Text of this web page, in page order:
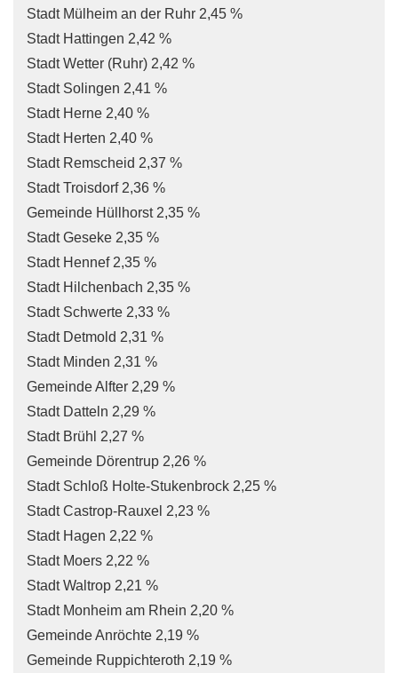
Stadt Mülheim an der Ruhr 2,45 %
Stadt Hattingen 2,42 %
Stadt Wetter (Ruhr) 2,42 %
Stadt Solingen 2,41 %
Stadt Herne 2,40 %
Stadt Herten 2,40 %
Stadt Remscheid 2,37 %
Stadt Troisdorf 2,36 %
Gemeinde Hüllhorst 2,35 %
Stadt Geseke 2,35 %
Stadt Hennef 2,35 %
Stadt Hilchenbach 2,35 %
Stadt Schwerte 2,33 %
Stadt Detmold 2,31 %
Stadt Minden 2,31 %
Gemeinde Alfter 2,29 %
Stadt Datteln 2,29 %
Stadt Brühl 2,27 %
Gemeinde Dörentrup 2,26 %
Stadt Schloß Holte-Stukenbrock 2,25 %
Stadt Castrop-Rauxel 2,23 %
Stadt Hagen 2,22 %
Stadt Moers 2,22 %
Stadt Waltrop 2,21 %
Stadt Monheim am Rhein 2,20 %
Gemeinde Anröchte 2,19 %
Gemeinde Ruppichteroth 2,19 %